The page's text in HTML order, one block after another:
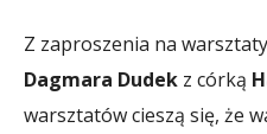
Z zaproszenia na
Dagmara Dudek z córką
warsztatów cieszą się, że